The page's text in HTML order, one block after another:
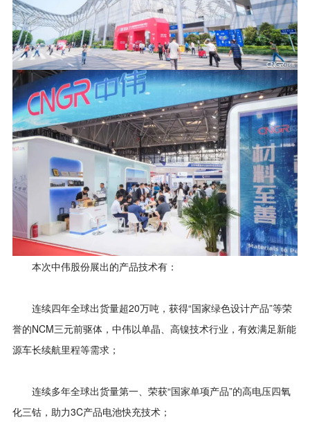
本次中伟股份展出的产品技术有：
连续四年全球出货量超20万吨，获得“国家绿色设计产品”等荣
誉的NCM三元前驱体，中伟以单晶、高镍技术行业，有效满足新能
源车长续航里程等需求；
连续多年全球出货量第一、荣获“国家单项产品”的高电压四氧
化三钴，助力3C产品电池快充技术；